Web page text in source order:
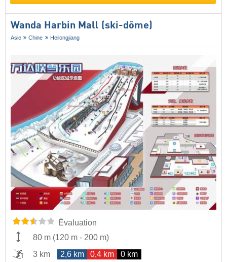
Wanda Harbin Mall (ski-dôme)
Asie Chine Heilongjiang
Évaluation
80 m (120 m - 200 m)
3 km
2,6 km 0,4 km 0 km